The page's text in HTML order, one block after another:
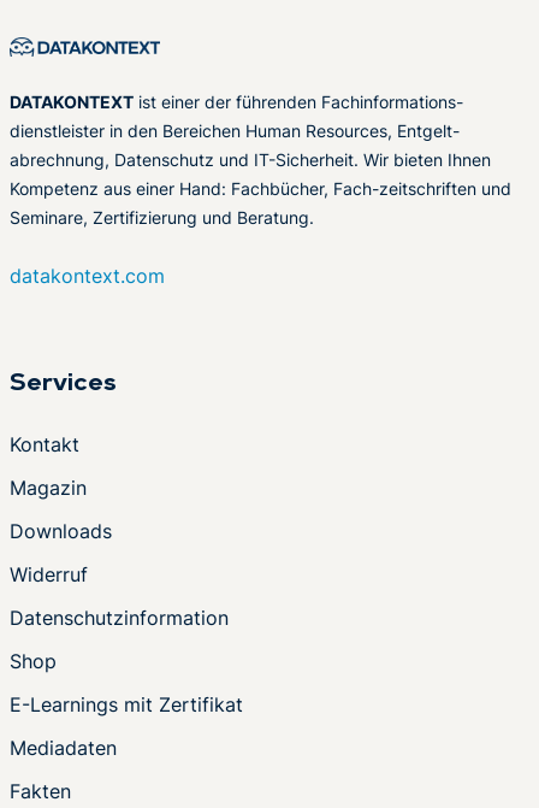
DATAKONTEXT ist einer der führenden Fachinformations-
dienstleister in den Bereichen Human Resources, Entgelt-
abrechnung, Datenschutz und IT-Sicherheit. Wir bieten Ihnen
Kompetenz aus einer Hand: Fachbücher, Fach-zeitschriften und
Seminare, Zertifizierung und Beratung.
datakontext.com
Services
Kontakt
Magazin
Downloads
Widerruf
Datenschutzinformation
Shop
E-Learnings mit Zertifikat
Mediadaten
Fakten